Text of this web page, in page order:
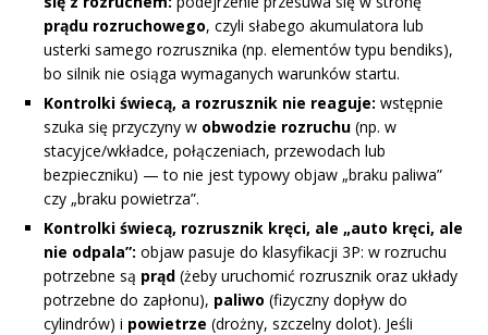
prądu rozruchowego, czyli słabego akumulatora lub
usterki samego rozrusznika (np. elementów typu bendiks),
bo silnik nie osiąga wymaganych warunków startu.
Kontrolki świecą, a rozrusznik nie reaguje: wstępnie
szuka się przyczyny w obwodzie rozruchu (np. w
stacyjce/wkładce, połączeniach, przewodach lub
bezpieczniku) — to nie jest typowy objaw „braku paliwa”
czy „braku powietrza”.
Kontrolki świecą, rozrusznik kręci, ale „auto kręci, ale
nie odpala”: objaw pasuje do klasyfikacji 3P: w rozruchu
potrzebne są prąd (żeby uruchomić rozrusznik oraz układy
potrzebne do zapłonu), paliwo (fizyczny dopływ do
cylindrów) i powietrze (drożny, szczelny dolot). Jeśli